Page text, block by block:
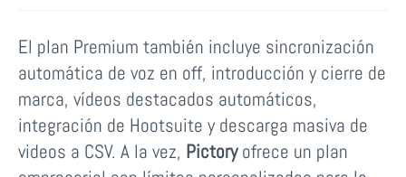
El plan Premium también incluye sincronización
automática de voz en off, introducción y cierre de
marca, vídeos destacados automáticos,
integración de Hootsuite y descarga masiva de
videos a CSV. A la vez, Pictoryofrece un plan